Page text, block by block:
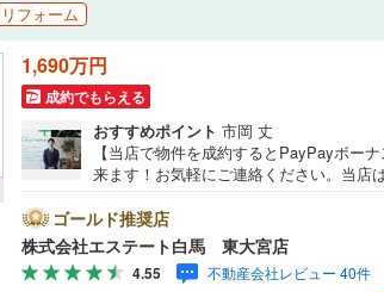
リフォーム
1,690万円
成約でもらえる
おすすめポイント 市岡 丈
【当店で物件を成約するとPayPayボー
来ます！お気軽にご連絡ください。当店
ート見学・リモート相談サービス～・小
気が悪く外出したくない時・LINEや
ただけます・リモート見学はスタッフが
けします・写真では伝わりにくい「空気
ゴールド推奨店
株式会社エステート白馬 東大宮店
4.55 不動産会社レビュー 40件
バリアフリー住宅
LD
リビングダイニング15畳以上
（1
キッチン
独立型キッチン（ 1）